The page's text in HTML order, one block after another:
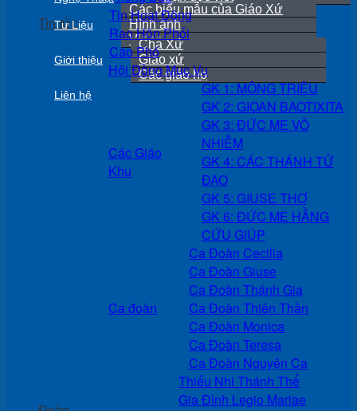
Tư Liệu
Các biểu mẫu của Giáo Xứ
Hình ảnh
Video
Giới thiệu
Cha Xứ
Giáo xứ
Các giáo họ
Liên hệ
Tin tức
Tin Hoạt Động
Rao Hôn Phối
Cáo Phó
Hội Đồng Mục Vụ
Các Giáo
Khu
GK 1: MÔNG TRIỆU
GK 2: GIOAN BAOTIXITA
GK 3: ĐỨC MẸ VÔ
NHIỄM
GK 4: CÁC THÁNH TỬ
ĐẠO
GK 5: GIUSE THỢ
GK 6: ĐỨC MẸ HẰNG
CỨU GIÚP
Ca đoàn
Ca Đoàn Cecilia
Ca Đoàn Giuse
Ca Đoàn Thánh Gia
Ca Đoàn Thiên Thần
Ca Đoàn Monica
Ca Đoàn Teresa
Ca Đoàn Nguyện Ca
Thiếu Nhi Thánh Thể
Gia Đình Legio Mariae